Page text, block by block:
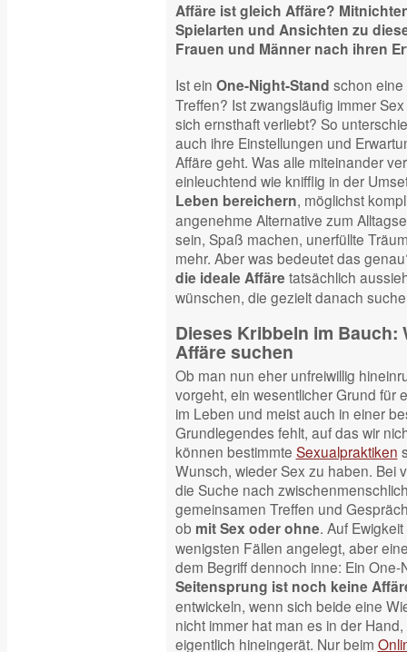
Affäre ist gleich Affäre?
Spielarten und Ansichten zu
Frauen und Männer nach ihren
Ist ein One-Night-Stand schon eine
Treffen? Ist zwangsläufig immer
sich ernsthaft verliebt? So
auch ihre Einstellungen und
Affäre geht. Was alle miteinander
einleuchtend wie knifflig in der
Leben bereichern, möglichst
angenehme Alternative zum
sein, Spaß machen, unerfüllte
mehr. Aber was bedeutet das
die ideale Affäre tatsächlich
wünschen, die gezielt danach
Dieses Kribbeln im Bauch:
Affäre suchen
Ob man nun eher unfreiwillig
vorgeht, ein wesentlicher Grund für
im Leben und meist auch in einer
Grundlegendes fehlt, auf das wir
können bestimmte Sexualpraktiken
Wunsch, wieder Sex zu haben. Bei
die Suche nach
gemeinsamen Treffen und
ob mit Sex oder ohne. Auf
wenigsten Fällen angelegt, aber
dem Begriff dennoch inne: Ein
Seitensprung ist noch keine
entwickeln, wenn sich beide eine
nicht immer hat man es in der
eigentlich hineingerät. Nur beim